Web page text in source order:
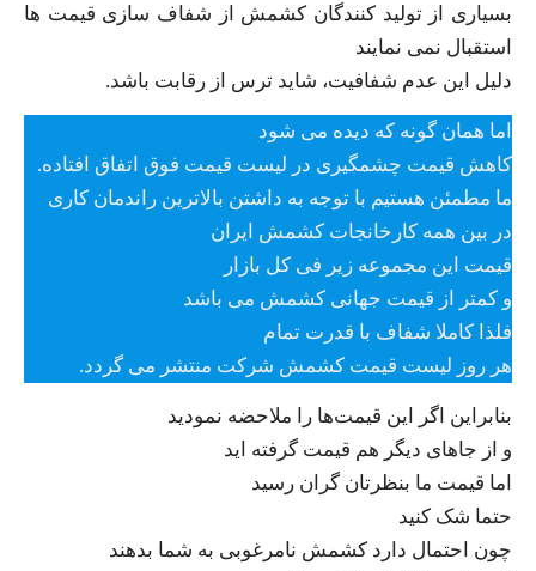
بسیاری از تولید کنندگان کشمش از شفاف سازی قیمت ها
استقبال نمی نمایند
دلیل این عدم شفافیت، شاید ترس از رقابت باشد.
اما همان گونه که دیده می شود
کاهش قیمت چشمگیری در لیست قیمت فوق اتفاق افتاده.
ما مطمئن هستیم با توجه به داشتن بالاترین راندمان کاری
در بین همه کارخانجات کشمش ایران
قیمت این مجموعه زیر فی کل بازار
و کمتر از قیمت جهانی کشمش می باشد
فلذا کاملا شفاف با قدرت تمام
هر روز لیست قیمت کشمش شرکت منتشر می گردد.
بنابراین اگر این قیمت‌ها را ملاحضه نمودید
و از جاهای دیگر هم قیمت گرفته اید
اما قیمت ما بنظرتان گران رسید
حتما شک کنید
چون احتمال دارد کشمش نامرغوبی به شما بدهند